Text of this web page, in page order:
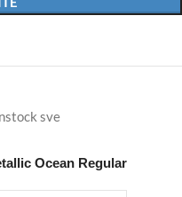
sve
Ocean Regular